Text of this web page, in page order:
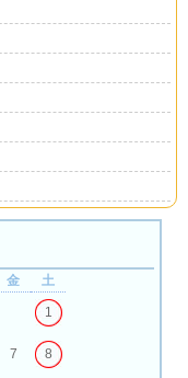
金 土
1
7 8